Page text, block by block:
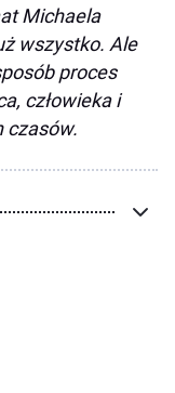
Michaela
wszystko. Ale
proces
człowieka i
czasów.